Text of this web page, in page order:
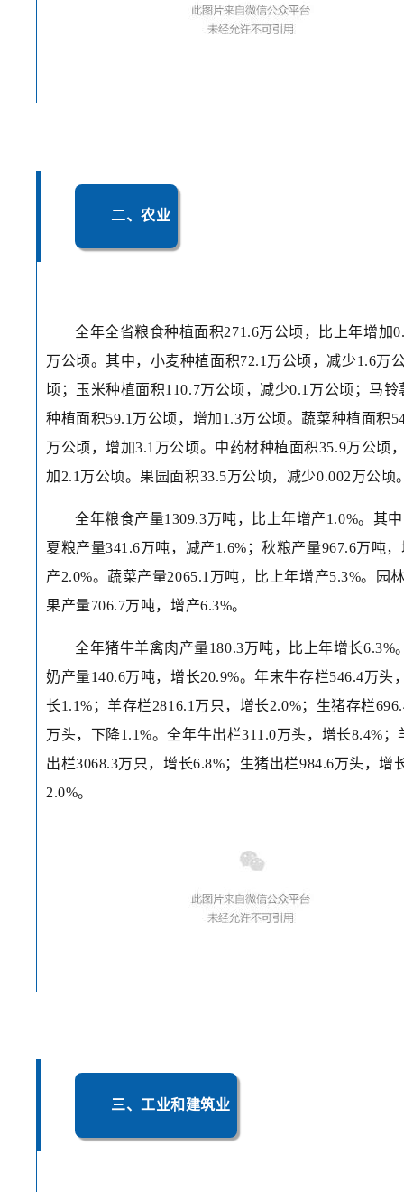
二、农业
全年全省粮食种植面积271.6万公顷，比上年增加
万公顷。其中，小麦种植面积72.1万公顷，减少1.6万
顷；玉米种植面积110.7万公顷，减少0.1万公顷；马铃
种植面积59.1万公顷，增加1.3万公顷。蔬菜种植面积
万公顷，增加3.1万公顷。中药材种植面积35.9万公顷
加2.1万公顷。果园面积33.5万公顷，减少0.002万公顷
全年粮食产量1309.3万吨，比上年增产1.0%。其
夏粮产量341.6万吨，减产1.6%；秋粮产量967.6万吨
产2.0%。蔬菜产量2065.1万吨，比上年增产5.3%。园
果产量706.7万吨，增产6.3%。
全年猪牛羊禽肉产量180.3万吨，比上年增长6.3%
奶产量140.6万吨，增长20.9%。年末牛存栏546.4万头
长1.1%；羊存栏2816.1万只，增长2.0%；生猪存栏
万头，下降1.1%。全年牛出栏311.0万头，增长8.4%；
出栏3068.3万只，增长6.8%；生猪出栏984.6万头，增
2.0%。
三、工业和建筑业